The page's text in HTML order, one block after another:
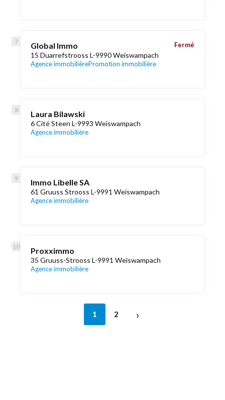
Global Immo
15 Duarrefstrooss L-9990 Weiswampach
Agence immobilièrePromotion immobilière
Fermé
Laura Bilawski
6 Cité Steen L-9993 Weiswampach
Agence immobilière
Immo Libelle SA
61 Gruuss Strooss L-9991 Weiswampach
Agence immobilière
Proxximmo
35 Gruuss-Strooss L-9991 Weiswampach
Agence immobilière
1 2 ›